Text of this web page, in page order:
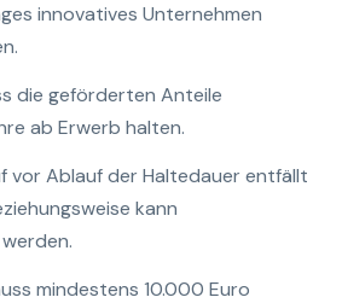
innovatives Unternehmen
die geförderten Anteile
ab Erwerb halten.
vor Ablauf der Haltedauer entfällt
kann
mindestens 10.000 Euro